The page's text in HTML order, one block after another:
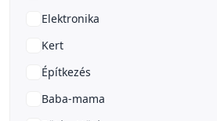
Elektronika
Kert
Építkezés
Baba-mama